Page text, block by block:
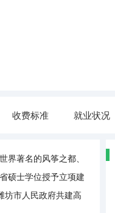
收费标准 就业状况
著名的风筝之都、
硕士学位授予立项建
坊市人民政府共建高